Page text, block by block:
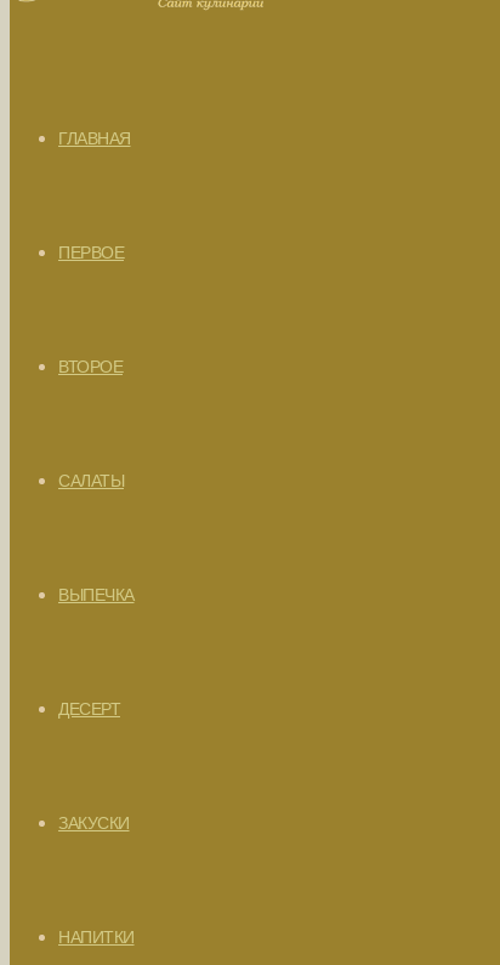
ГЛАВНАЯ
ПЕРВОЕ
ВТОРОЕ
САЛАТЫ
ВЫПЕЧКА
ДЕСЕРТ
ЗАКУСКИ
НАПИТКИ